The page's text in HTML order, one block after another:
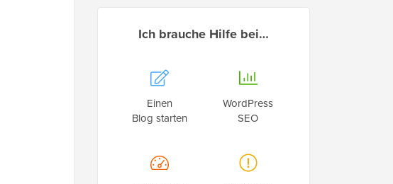
Ich brauche Hilfe bei…
Einen
Blog starten
WordPress
SEO